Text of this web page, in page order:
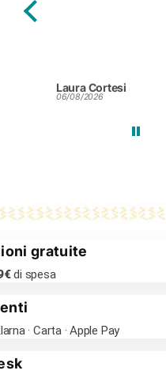
Laura Cortesi
06/08/2026
gratuite
di spesa
· Carta · Apple Pay